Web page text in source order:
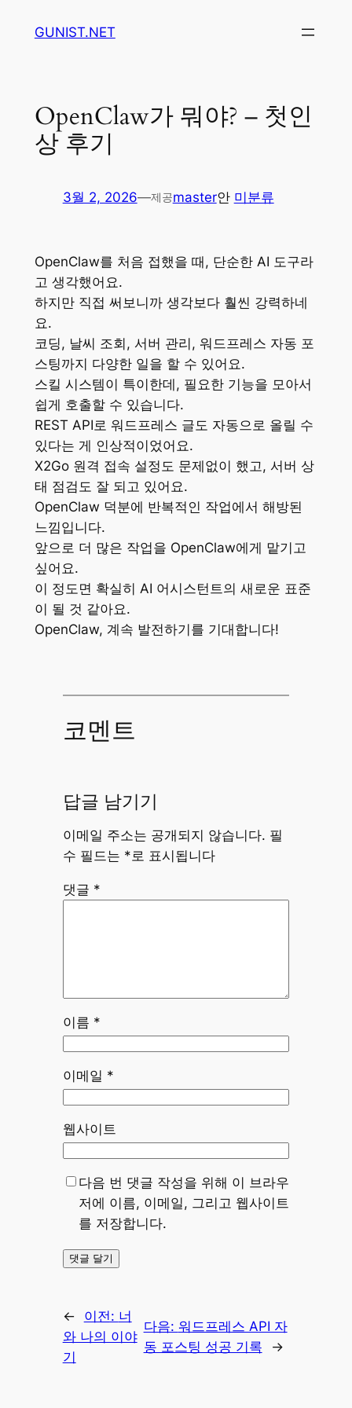
GUNIST.NET
OpenClaw가 뭐야? – 첫인
상 후기
3월 2, 2026—제공master안 미분류
OpenClaw를 처음 접했을 때, 단순한 AI 도구라
고 생각했어요.
하지만 직접 써보니까 생각보다 훨씬 강력하네
요.
코딩, 날씨 조회, 서버 관리, 워드프레스 자동 포
스팅까지 다양한 일을 할 수 있어요.
스킬 시스템이 특이한데, 필요한 기능을 모아서
쉽게 호출할 수 있습니다.
REST API로 워드프레스 글도 자동으로 올릴 수
있다는 게 인상적이었어요.
X2Go 원격 접속 설정도 문제없이 했고, 서버 상
태 점검도 잘 되고 있어요.
OpenClaw 덕분에 반복적인 작업에서 해방된
느낌입니다.
앞으로 더 많은 작업을 OpenClaw에게 맡기고
싶어요.
이 정도면 확실히 AI 어시스턴트의 새로운 표준
이 될 것 같아요.
OpenClaw, 계속 발전하기를 기대합니다!
코멘트
답글 남기기
이메일 주소는 공개되지 않습니다. 필
수 필드는 *로 표시됩니다
댓글 *
이름 *
이메일 *
웹사이트
다음 번 댓글 작성을 위해 이 브라우
저에 이름, 이메일, 그리고 웹사이트
를 저장합니다.
← 이전: 너
와 나의 이야
기
다음: 워드프레스 API 자
동 포스팅 성공 기록
→